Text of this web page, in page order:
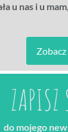
u nas i u
Zobacz
do mojego